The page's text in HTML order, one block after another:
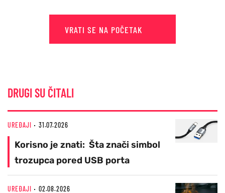
VRATI SE NA POČETAK
DRUGI SU ČITALI
UREĐAJI 31.07.2026
Korisno je znati: Šta znači simbol
trozupca pored USB porta
UREĐAJI 02.08.2026